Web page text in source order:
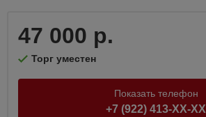
47 000 р.
Торг уместен
Показать телефон
+7 (922) 413-XX-XX